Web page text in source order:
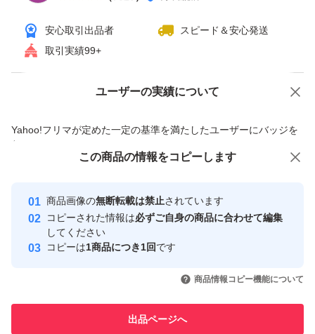
安心取引出品者
スピード＆安心発送
取引実績99+
ユーザーの実績について
Yahoo!フリマが定めた一定の基準を満たしたユーザーにバッジを
付与しています
安心取引出品者
心・安全なユーザーです
取引実績
引を完了させた実績があります
での取引実績があります
価格の相談 商品への質問
この商品の情報をコピーします
商品画像の無断転載は禁止されています
コピーされた情報は必ずご自身の商品に合わせて編集
してください
コピーは1商品につき1回です
商品情報コピー機能について
出品ページへ
この商品をみている人にオススメ